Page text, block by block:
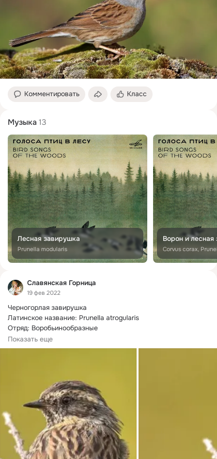
Комментировать Класс
Музыка 13
Лесная завирушка
Prunella modularis
Ворон и лесная
Corvus corax,
Славянская Горница
19 фев 2022
Черногорлая завирушка
Латинское название: Prunella atrogularis
Отряд: Воробьинообразные
Семейство: Завирушковые
Облик и поведение
Показать еще